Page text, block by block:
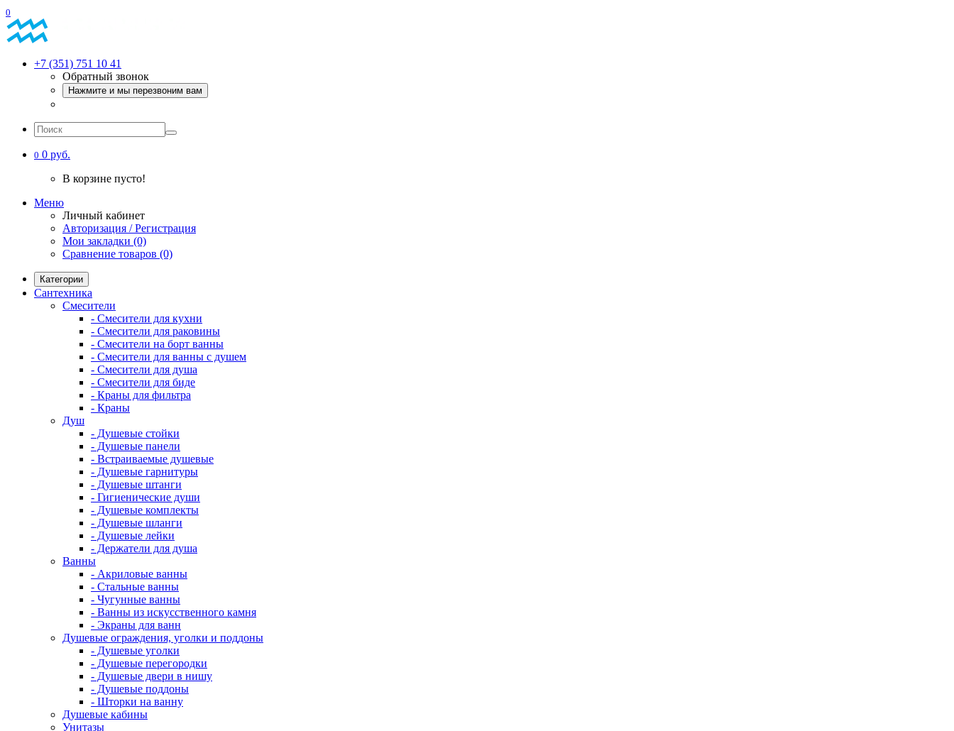
0
+7 (351) 751 10 41
Обратный звонок
Нажмите и мы перезвоним вам
0 0 руб.
В корзине пусто!
Меню
Личный кабинет
Авторизация / Регистрация
Мои закладки (0)
Сравнение товаров (0)
Категории
Сантехника
Смесители
- Смесители для кухни
- Смесители для раковины
- Смесители на борт ванны
- Смесители для ванны с душем
- Смесители для душа
- Смесители для биде
- Краны для фильтра
- Краны
Душ
- Душевые стойки
- Душевые панели
- Встраиваемые душевые
- Душевые гарнитуры
- Душевые штанги
- Гигиенические души
- Душевые комплекты
- Душевые шланги
- Душевые лейки
- Держатели для душа
Ванны
- Акриловые ванны
- Стальные ванны
- Чугунные ванны
- Ванны из искусственного камня
- Экраны для ванн
Душевые ограждения, уголки и поддоны
- Душевые уголки
- Душевые перегородки
- Душевые двери в нишу
- Душевые поддоны
- Шторки на ванну
Душевые кабины
Унитазы